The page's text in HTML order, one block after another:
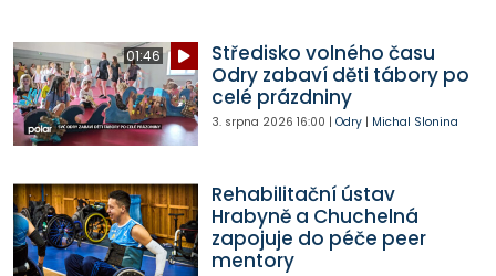
01:46
Středisko volného času
Odry zabaví děti tábory po
celé prázdniny
3. srpna 2026 16:00 | Odry| Michal Slonina
Rehabilitační ústav
Hrabyně a Chuchelná
zapojuje do péče peer
mentory